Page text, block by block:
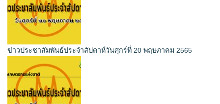
ข่าวประชาสัมพันธ์ประจำสัปดาห์วันศุกร์ที่ 20 พฤษภาคม 2565